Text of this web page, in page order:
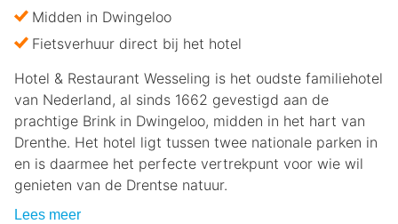
Midden in Dwingeloo
Fietsverhuur direct bij het hotel
Hotel & Restaurant Wesseling is het oudste familiehotel
van Nederland, al sinds 1662 gevestigd aan de
prachtige Brink in Dwingeloo, midden in het hart van
Drenthe. Het hotel ligt tussen twee nationale parken in
en is daarmee het perfecte vertrekpunt voor wie wil
genieten van de Drentse natuur.
Lees meer